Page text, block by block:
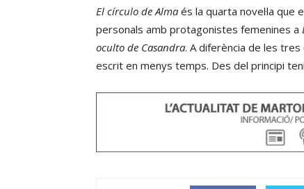
El círculo de Alma és la quarta novel·la
personals amb protagonistes femenines a
oculto de Casandra. A diferència de les
escrit en menys temps. Des del principi